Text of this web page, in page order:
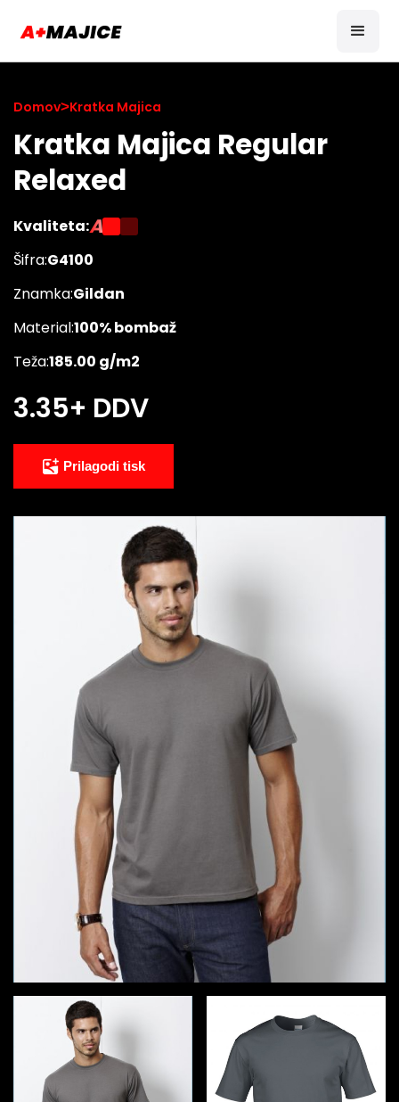
Domov>Kratka Majica
Kratka Majica Regular
Relaxed
Kvaliteta:A
Šifra:G4100
Znamka:Gildan
Material:100% bombaž
Teža:185.00 g/m2
3.35+ DDV
Prilagodi tisk